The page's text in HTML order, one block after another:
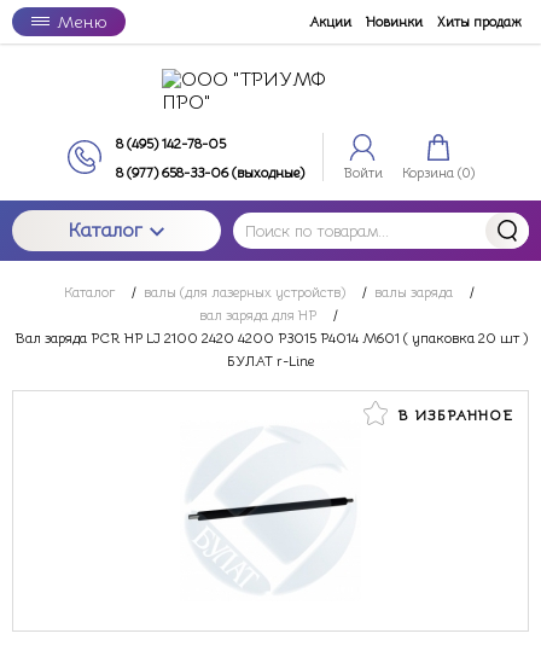
Меню Акции Новинки Хиты продаж
8 (495) 142-78-05
8 (977) 658-33-06 (выходные)
Войти Корзина (0)
Каталог
Каталог / валы (для лазерных устройств) / валы заряда
/
вал заряда для HP
/
Вал заряда PCR HP LJ 2100 2420 4200 P3015 P4014 M601 ( упаковка 20 шт )
БУЛАТ r-Line
В ИЗБРАННОЕ